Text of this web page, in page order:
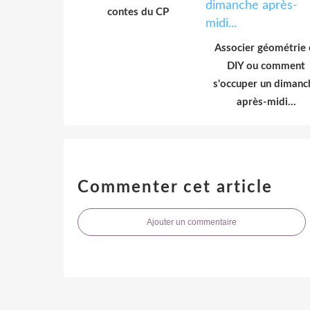
contes du CP
Associer géométrie
DIY ou comment
s'occuper un
après-midi...
Commenter cet article
Ajouter un commentaire